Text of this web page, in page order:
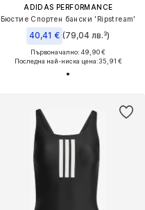
ADIDAS PERFORMANCE
Бюстие Спортен бански 'Ripstream'
40,41 € (79,04 лв.³)
Първоначално: 49,90 €
Последна най-ниска цена:35,91 €